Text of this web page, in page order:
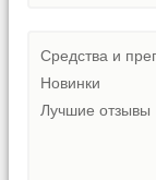
Средства и
Новинки
Лучшие отзывы